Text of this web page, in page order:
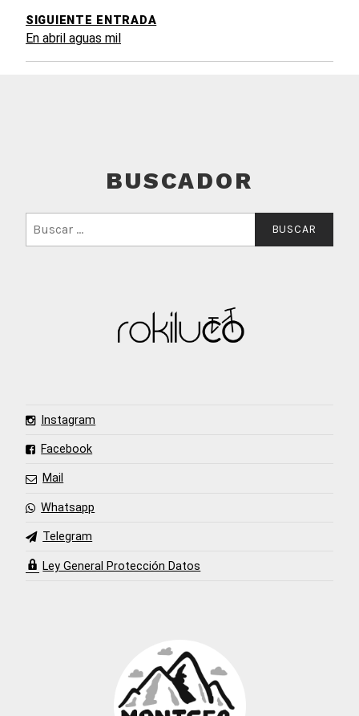
SIGUIENTE ENTRADA
En abril aguas mil
BUSCADOR
Instagram
Facebook
Mail
Whatsapp
Telegram
Ley General Protección Datos